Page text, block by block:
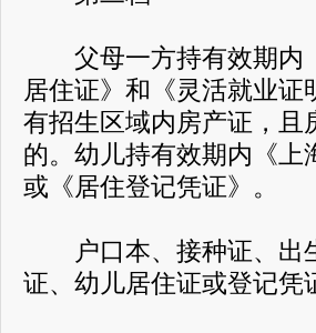
父母一方持有效期内
居住证》和《灵活就业证
有招生区域内房产证，且
的。幼儿持有效期内《上
或《居住登记凭证》。
户口本、接种证、出
证、幼儿居住证或登记凭